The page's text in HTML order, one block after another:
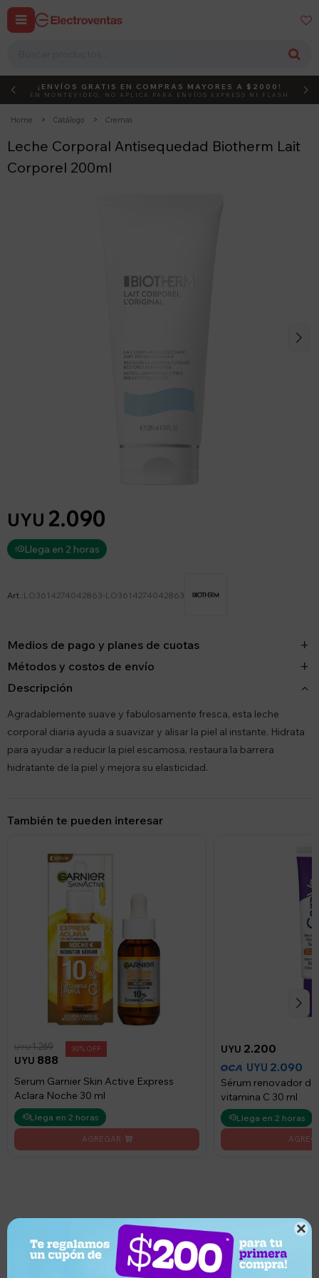

 
DEBUT ACTIVÁ EL CÓDIGO
¡ENVÍOS GRATIS EN COMPRAS MAYORES A $2000!
EN MONTEVIDEO, NO APLICA PARA ENVÍOS EXPRESS NI FLASH
Home Catálogo Cremas
Leche Corporal Antisequedad Biotherm Lait
Corporel 200ml
UYU 2.090
Llega en 2 horas
LO3614274042863-LO3614274042863
Medios de pago y planes de cuotas
Métodos y costos de envío
Descripción
Agradablemente suave y fabulosamente fresca, esta leche
corporal diaria ayuda a suavizar y alisar la piel al instante. Hidrata
para ayudar a reducir la piel escamosa, restaura la barrera
hidratante de la piel y mejora su elasticidad.
También te pueden interesar
UYU 888
UYU1.269 30
Serum Garnier Skin Active Express
Aclara Noche 30 ml
Llega en 2 horas
UYU 2.200
UYU 2.090
Sérum renovador
vitamina C 30 ml
Llega en 2 horas
¿Por qué elegir este producto?